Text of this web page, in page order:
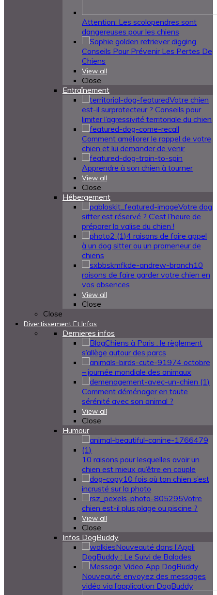
Attention: Les scolopendres sont
dangereuses pour les chiens
Conseils Pour Prévenir Les Pertes De
Chiens
View all
Close
Entraînement
Votre chien
est-il surprotecteur ? Conseils pour
limiter l’agressivité territoriale du chien
Comment améliorer le rappel de votre
chien et lui demander de venir
Apprendre à son chien à tourner
View all
Close
Hébergement
Votre dog
sitter est réservé ? C’est l’heure de
préparer la valise du chien !
4 raisons de faire appel
à un dog sitter ou un promeneur de
chiens
10
raisons de faire garder votre chien en
vos absences
View all
Close
Close
Divertissement Et Infos
Dernieres infos
Chiens à Paris : le règlement
s’allège autour des parcs
4 octobre
– journée mondiale des animaux
Comment déménager en toute
sérénité avec son animal ?
View all
Close
Humour
10 raisons pour lesquelles avoir un
chien est mieux qu’être en couple
10 fois où ton chien s’est
incrusté sur la photo
Votre
chien est-il plus plage ou piscine ?
View all
Close
Infos DogBuddy
Nouveauté dans l’Appli
DogBuddy : Le Suivi de Balades
Nouveauté: envoyez des messages
vidéo via l’application DogBuddy